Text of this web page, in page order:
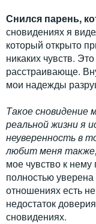
Снился парень,
сновидениях я
который открыто
никаких чувств.
расстраивающе.
мои надежды
Такое
реальной жизни я
неуверенность в
любит меня также,
мое чувство к нему
полностью
отношениях есть
недостаток
сновидениях.